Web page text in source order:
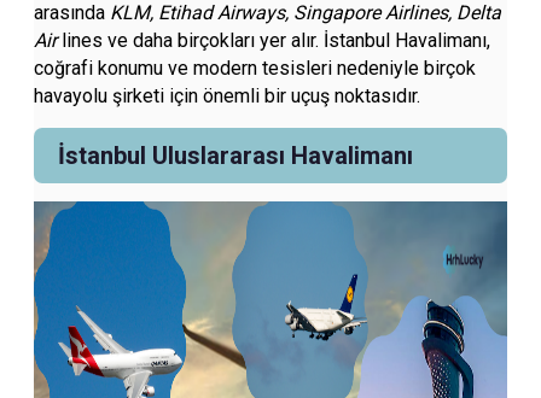
arasında KLM, Etihad Airways, Singapore Airlines, Delta
Airlines ve daha birçokları yer alır. İstanbul Havalimanı,
coğrafi konumu ve modern tesisleri nedeniyle birçok
havayolu şirketi için önemli bir uçuş noktasıdır.
İstanbul Uluslararası Havalimanı